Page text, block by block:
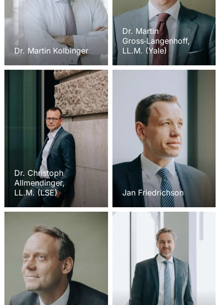
Dr. Martin Kolbinger
Dr. Martin
Gross‑Langenhoff,
LL.M. (Yale)
Dr. Christoph
Allmendinger,
LL.M. (LSE)
Jan Friedrichson